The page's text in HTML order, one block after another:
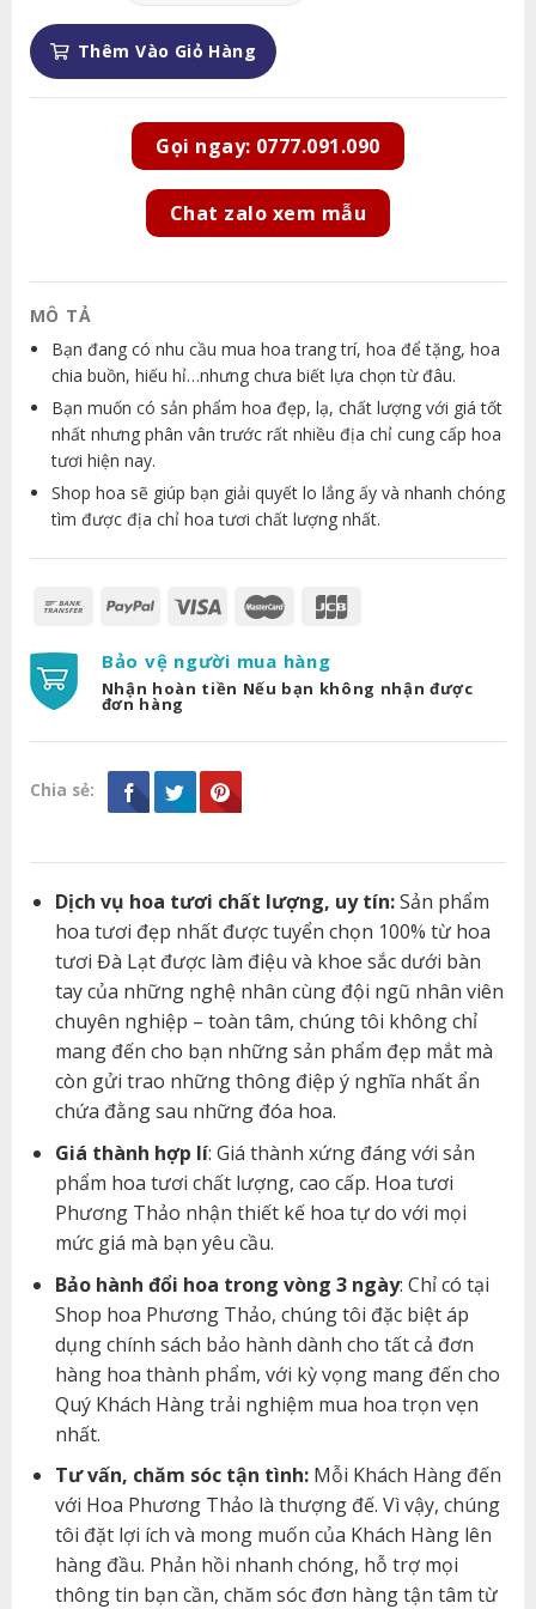
Thêm Vào Giỏ Hàng
Gọi ngay: 0777.091.090
Chat zalo xem mẫu
MÔ TẢ
Bạn đang có nhu cầu mua hoa trang trí, hoa để tặng, hoa
chia buồn, hiếu hỉ…nhưng chưa biết lựa chọn từ đâu.
Bạn muốn có sản phẩm hoa đẹp, lạ, chất lượng với giá tốt
nhất nhưng phân vân trước rất nhiều địa chỉ cung cấp hoa
tươi hiện nay.
Shop hoa sẽ giúp bạn giải quyết lo lắng ấy và nhanh chóng
tìm được địa chỉ hoa tươi chất lượng nhất.
Bảo vệ người mua hàng
Nhận hoàn tiền Nếu bạn không nhận được
đơn hàng
Chia sẻ:
Dịch vụ hoa tươi chất lượng, uy tín:Sản phẩm
hoa tươi đẹp nhất được tuyển chọn 100% từ hoa
tươi Đà Lạt được làm điệu và khoe sắc dưới bàn
tay của những nghệ nhân cùng đội ngũ nhân viên
chuyên nghiệp – toàn tâm, chúng tôi không chỉ
mang đến cho bạn những sản phẩm đẹp mắt mà
còn gửi trao những thông điệp ý nghĩa nhất ẩn
chứa đằng sau những đóa hoa.
Giá thành hợp lí: Giá thành xứng đáng với sản
phẩm hoa tươi chất lượng, cao cấp. Hoa tươi
Phương Thảo nhận thiết kế hoa tự do với mọi
mức giá mà bạn yêu cầu.
Bảo hành đổi hoa trong vòng 3 ngày: Chỉ có tại
Shop hoa Phương Thảo, chúng tôi đặc biệt áp
dụng chính sách bảo hành dành cho tất cả đơn
hàng hoa thành phẩm, với kỳ vọng mang đến cho
Quý Khách Hàng trải nghiệm mua hoa trọn vẹn
nhất.
Tư vấn, chăm sóc tận tình:Mỗi Khách Hàng đến
với Hoa Phương Thảo là thượng đế. Vì vậy, chúng
tôi đặt lợi ích và mong muốn của Khách Hàng lên
hàng đầu. Phản hồi nhanh chóng, hỗ trợ mọi
thông tin bạn cần, chăm sóc đơn hàng tận tâm từ